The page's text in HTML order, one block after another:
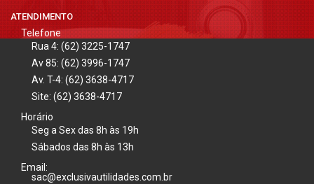
ATENDIMENTO
Telefone
Rua 4: (62) 3225-1747
Av 85: (62) 3996-1747
Av. T-4: (62) 3638-4717
Site: (62) 3638-4717
Horário
Seg a Sex das 8h às 19h
Sábados das 8h às 13h
Email:
sac@exclusivautilidades.com.br